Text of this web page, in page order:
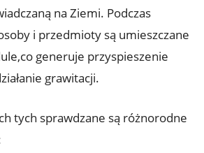
na‌ Ziemi. Podczas
i przedmioty są umieszczane
generuje przyspieszenie
⁤grawitacji.
​tych sprawdzane są różnorodne